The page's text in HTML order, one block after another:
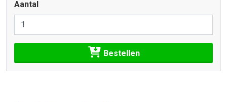
Aantal
Bestellen